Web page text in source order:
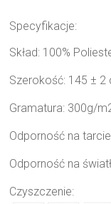
Specyfikacje:
Skład: 100%
Szerokość: 145 ± 2
Gramatura: 300g/
Odporność na
Odporność na
Czyszczenie: